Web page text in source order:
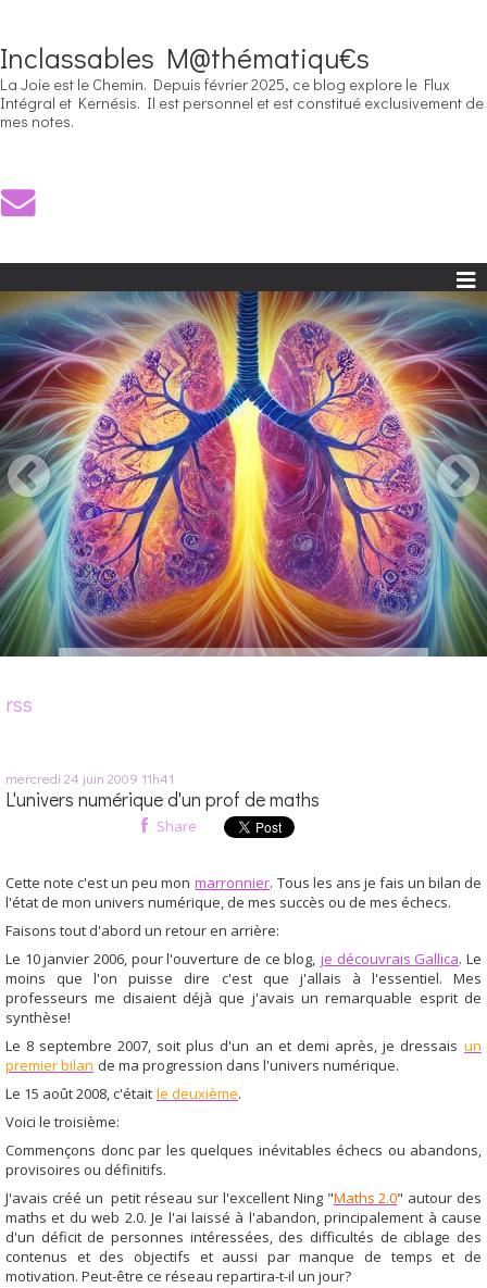
Inclassables M@thématiqu€s
La Joie est le Chemin. Depuis février 2025, ce blog explore le Flux
Intégral et Kernésis. Il est personnel et est constitué exclusivement de
mes notes.
rss
mercredi 24 juin 2009 11h41
L'univers numérique d'un prof de maths
Share
Cette note c'est un peu mon marronnier. Tous les ans je fais un bilan de
l'état de mon univers numérique, de mes succès ou de mes échecs.
Faisons tout d'abord un retour en arrière:
Le 10 janvier 2006, pour l'ouverture de ce blog, je découvrais Gallica. Le
moins que l'on puisse dire c'est que j'allais à l'essentiel. Mes
professeurs me disaient déjà que j'avais un remarquable esprit de
synthèse!
Le 8 septembre 2007, soit plus d'un an et demi après, je dressais un
premier bilan de ma progression dans l'univers numérique.
Le 15 août 2008, c'était le deuxième.
Voici le troisième:
Commençons donc par les quelques inévitables échecs ou abandons,
provisoires ou définitifs.
J'avais créé un petit réseau sur l'excellent Ning "Maths 2.0" autour des
maths et du web 2.0. Je l'ai laissé à l'abandon, principalement à cause
d'un déficit de personnes intéressées, des difficultés de ciblage des
contenus et des objectifs et aussi par manque de temps et de
motivation. Peut-être ce réseau repartira-t-il un jour?